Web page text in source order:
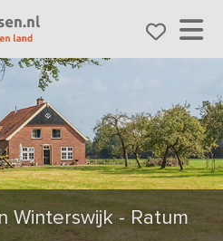
Winterswijk - Ratum